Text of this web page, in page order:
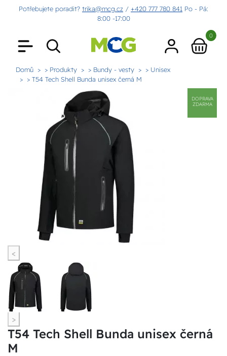
Potřebujete poradit? trika@mcg.cz / +420 777 780 841 Po - Pá:
8:00 -17:00
0
Domů > Produkty > Bundy - vesty
> Unisex
> T54 Tech Shell Bunda unisex černá M
DOPRAVA
ZDARMA
<
>
T54 Tech Shell Bunda unisex černá
M